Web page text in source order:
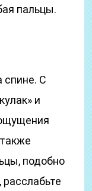
пальцы.
спине. С
и
подобно
расслабьте